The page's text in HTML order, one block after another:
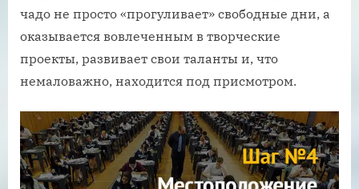
чадо не просто «прогуливает» свободные дни, а
оказывается вовлеченным в творческие
проекты, развивает свои таланты и, что
немаловажно, находится под присмотром.